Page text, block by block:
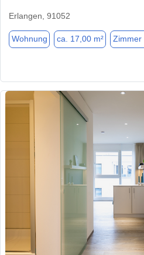
Erlangen, 91052
Wohnung ca. 17,00 m² Zimmer